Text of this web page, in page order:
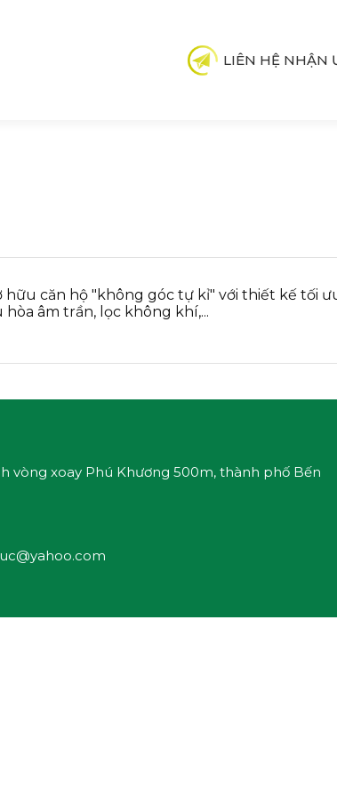
LIÊN HỆ NHẬN
căn hộ "không góc tự kỉ" với thiết kế tối
âm trần, lọc không khí,...
vòng xoay Phú Khương 500m, thành phố Bến